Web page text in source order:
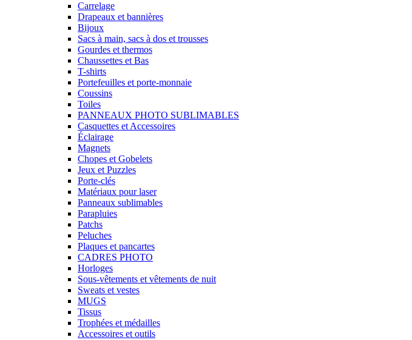
Carrelage
Drapeaux et bannières
Bijoux
Sacs à main, sacs à dos et trousses
Gourdes et thermos
Chaussettes et Bas
T-shirts
Portefeuilles et porte-monnaie
Coussins
Toiles
PANNEAUX PHOTO SUBLIMABLES
Casquettes et Accessoires
Éclairage
Magnets
Chopes et Gobelets
Jeux et Puzzles
Porte-clés
Matériaux pour laser
Panneaux sublimables
Parapluies
Patchs
Peluches
Plaques et pancartes
CADRES PHOTO
Horloges
Sous-vêtements et vêtements de nuit
Sweats et vestes
MUGS
Tissus
Trophées et médailles
Accessoires et outils